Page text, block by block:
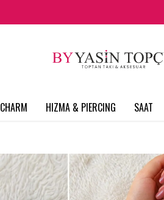
CHARM HIZMA & PIERCING SAAT